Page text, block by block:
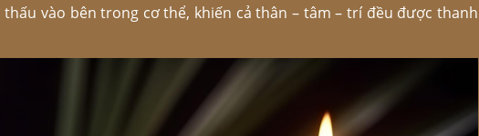
vào bên trong cơ thể, khiến cả thân – tâm – trí đều được thanh